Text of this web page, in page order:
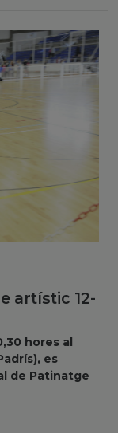
artístic 12-
hores al
es
de Patinatge